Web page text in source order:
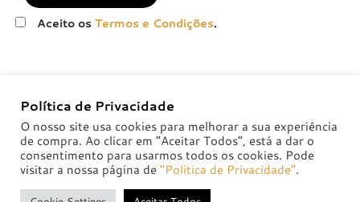
Aceito osTermos e Condições.
POLÍTICAS DE TROCA E DEVOLUÇÃO
Política de Privacidade
O nosso site usa cookies para melhorar a sua experiência
de compra. Ao clicar em “Aceitar Todos”, está a dar o
consentimento para usarmos todos os cookies. Pode
visitar a nossa página de"Politica de Privacidade".